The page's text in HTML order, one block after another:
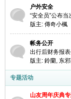
户外安全
“安全员”公布
版主: 傳奇小楓
帐务公开
出行后财务报
版主: 鈴蘭, 东
专题活动
山友周年庆典